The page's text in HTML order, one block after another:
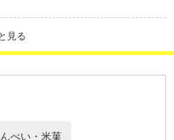
見る
べい・米菓